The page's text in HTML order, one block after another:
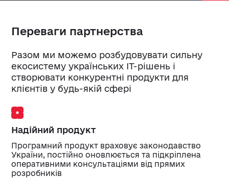
Переваги партнерства
Разом ми можемо розбудовувати сильну
екосистему українських ІТ-рішень і
створювати конкурентні продукти для
клієнтів у будь-якій сфері
Надійний продукт
Програмний продукт враховує законодавство
України, постійно оновлюється та підкріплена
оперативними консультаціями від прямих
розробників